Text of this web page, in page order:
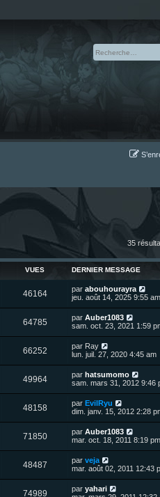
35
VUES DERNIER MESSAGE
46164V
u
s
D
e
i
e
r
m
e
s
s
a
g
e
par abouhourayra
jeu. août 14, 2025 9:55 am
64785V
u
s
D
e
i
e
r
m
e
s
s
a
g
e
par Auber1083
sam. oct. 23, 2021 1:59
66252V
u
s
D
e
i
e
r
m
e
s
s
a
g
e
par Ray
lun. juil. 27, 2020 4:45 am
49964V
u
s
D
e
i
e
r
m
e
s
s
a
g
e
par hatsumomo
sam. mars 31, 2012 9:46
48158V
u
s
D
e
i
e
r
m
e
s
s
a
par EvilRyu
dim. janv. 15, 2012 2:28
71850V
u
s
D
e
i
e
r
m
par Auber1083
mar. oct. 18, 2011 8:19 pm
48487V
u
D
e
i
par veja
mar. août 02, 2011 12:43
74989V
D
par yahari